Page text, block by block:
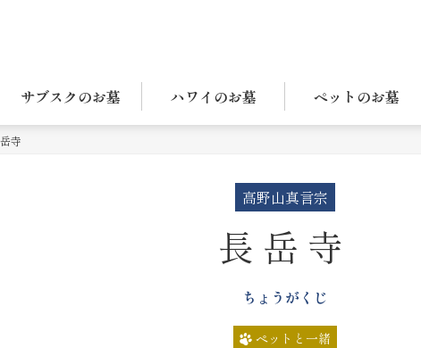
サブスクのお墓 ハワイのお墓 ペットのお墓
寺
高野山真言宗
長岳寺
ちょうがくじ
ペットと一緒